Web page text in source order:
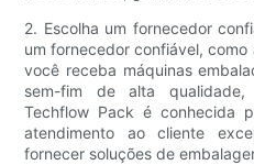
2. Escolha um fornecedor
um fornecedor confiável,
você receba máquinas
sem-fim de alta
Techflow Pack é conhecida
atendimento ao cliente
fornecer soluções de